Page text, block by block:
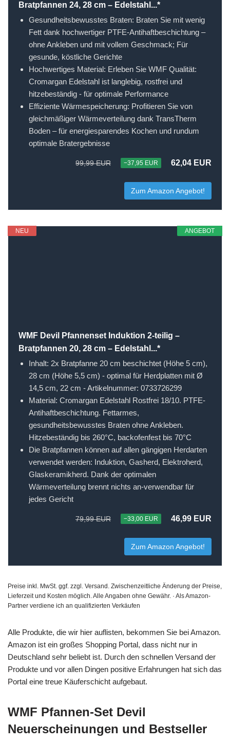
Bratpfannen 24, 28 cm – Edelstahl...*
Gesundheitsbewusstes Braten: Braten Sie mit wenig
Fett dank hochwertiger PTFE-Antihaftbeschichtung –
ohne Ankleben und mit vollem Geschmack; Für
gesunde, köstliche Gerichte
Hochwertiges Material: Erleben Sie WMF Qualität:
Cromargan Edelstahl ist langlebig, rostfrei und
hitzebeständig - für optimale Performance
Effiziente Wärmespeicherung: Profitieren Sie von
gleichmäßiger Wärmeverteilung dank TransTherm
Boden – für energiesparendes Kochen und rundum
optimale Bratergebnisse
99,99 EUR −37,95 EUR 62,04 EUR
Zum Amazon Angebot!
ANGEBOT
NEU
WMF Devil Pfannenset Induktion 2-teilig –
Bratpfannen 20, 28 cm – Edelstahl...*
Inhalt: 2x Bratpfanne 20 cm beschichtet (Höhe 5 cm),
28 cm (Höhe 5,5 cm) - optimal für Herdplatten mit Ø
14,5 cm, 22 cm - Artikelnummer: 0733726299
Material: Cromargan Edelstahl Rostfrei 18/10. PTFE-
Antihaftbeschichtung. Fettarmes,
gesundheitsbewusstes Braten ohne Ankleben.
Hitzebeständig bis 260°C, backofenfest bis 70°C
Die Bratpfannen können auf allen gängigen Herdarten
verwendet werden: Induktion, Gasherd, Elektroherd,
Glaskeramikherd. Dank der optimalen
Wärmeverteilung brennt nichts an-verwendbar für
jedes Gericht
79,99 EUR −33,00 EUR 46,99 EUR
Zum Amazon Angebot!
Preise inkl. MwSt. ggf. zzgl. Versand. Zwischenzeitliche Änderung der Preise,
Lieferzeit und Kosten möglich. Alle Angaben ohne Gewähr. · Als Amazon-
Partner verdiene ich an qualifizierten Verkäufen
Alle Produkte, die wir hier auflisten, bekommen Sie bei Amazon.
Amazon ist ein großes Shopping Portal, dass nicht nur in
Deutschland sehr beliebt ist. Durch den schnellen Versand der
Produkte und vor allen Dingen positive Erfahrungen hat sich das
Portal eine treue Käuferschicht aufgebaut.
WMF Pfannen-Set Devil
Neuerscheinungen und Bestseller